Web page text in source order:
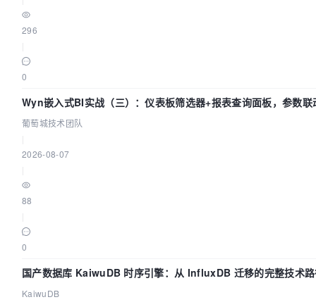
296
0
Wyn嵌入式BI实战（三）：仪表板筛选器+报表查询面板，参数联
环
葡萄城技术团队
2026-08-07
88
0
国产数据库 KaiwuDB 时序引擎：从 InfluxDB 迁移的完整技术
KaiwuDB